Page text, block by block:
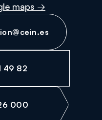
maps →
49 82
000